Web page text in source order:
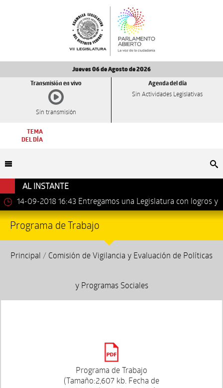
Jueves 06 de Agosto de 2026
Transmisión en vivo
Sin transmisión
Agenda del día
Sin Actividades Legislativas
TEMA
DEL DÍA
AL INSTANTE
14-09-2018 16:43 Entregamos una Legislatura con logros y
avances importantes: Dip. Leonel Luna Estrada.
Programa de Trabajo
Principal / Comisión de Vigilancia y Evaluación de Políticas
y Programas Sociales
Programa de Trabajo
(Tamaño:2,607 kb. Fecha de